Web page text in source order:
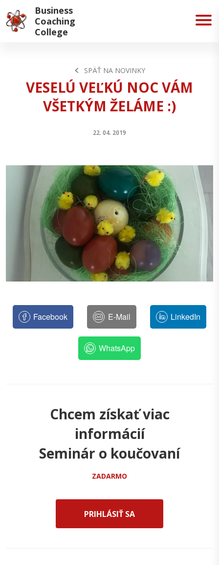
Business
Coaching
College
SPÄŤ NA NOVINKY
VESELÚ VEĽKÚ NOC VÁM
VŠETKÝM ŽELÁME :)
22. 04. 2019
Facebook E-Mail LinkedIn
WhatsApp
Chcem získať viac
informácií
Seminár o koučovaní
ZADARMO
PRIHLÁSIŤ SA